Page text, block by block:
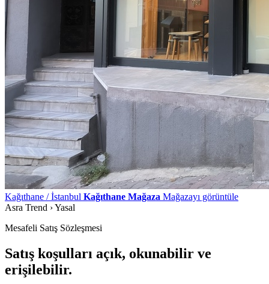
Kağıthane / İstanbul Kağıthane Mağaza Mağazayı görüntüle
Asra Trend ›Yasal
Mesafeli Satış Sözleşmesi
Satış koşulları açık, okunabilir ve
erişilebilir.